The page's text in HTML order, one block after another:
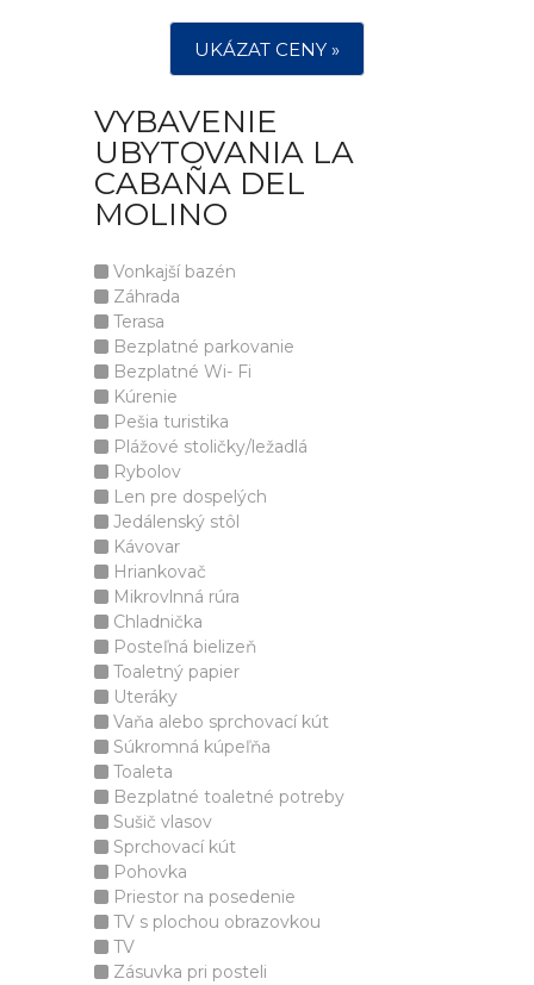
UKÁZAT CENY »
VYBAVENIE
UBYTOVANIA LA
CABAÑA DEL
MOLINO
Vonkajší bazén
Záhrada
Terasa
Bezplatné parkovanie
Bezplatné Wi- Fi
Kúrenie
Pešia turistika
Plážové stoličky/ležadlá
Rybolov
Len pre dospelých
Jedálenský stôl
Kávovar
Hriankovač
Mikrovlnná rúra
Chladnička
Posteľná bielizeň
Toaletný papier
Uteráky
Vaňa alebo sprchovací kút
Súkromná kúpeľňa
Toaleta
Bezplatné toaletné potreby
Sušič vlasov
Sprchovací kút
Pohovka
Priestor na posedenie
TV s plochou obrazovkou
TV
Zásuvka pri posteli